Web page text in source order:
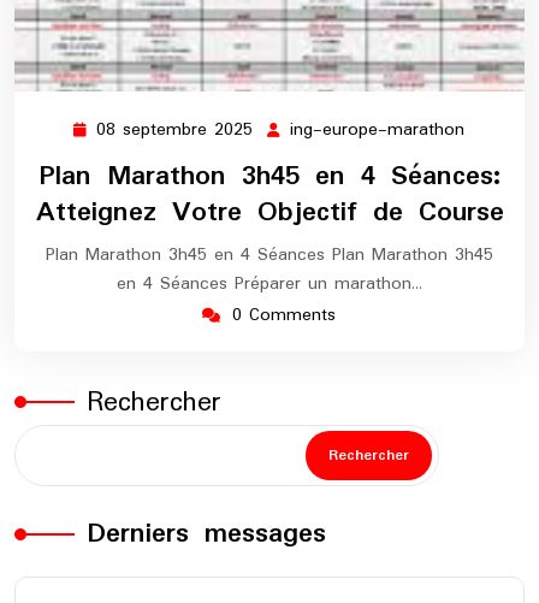
08 septembre 2025 08
septembre
2025
ing-europe-marathon
Plan Marathon 3h45 en 4 Séances:
Atteignez Votre Objectif de Course
Plan Marathon 3h45 en 4 Séances Plan Marathon 3h45
en 4 Séances Préparer un marathon…
0 Comments
Rechercher
Rechercher
Derniers messages